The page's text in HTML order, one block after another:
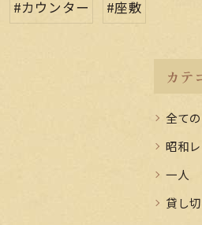
#カウンター #座敷
カテ
全て
昭和
一人
貸し